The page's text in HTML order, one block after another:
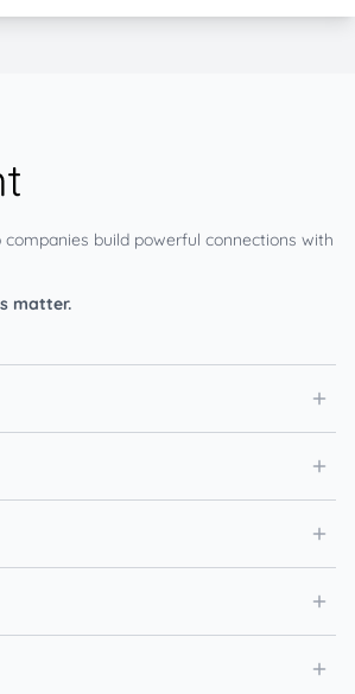
build powerful connections with
matter.